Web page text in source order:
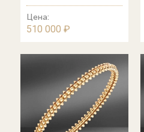
Цена:
510 000 ₽